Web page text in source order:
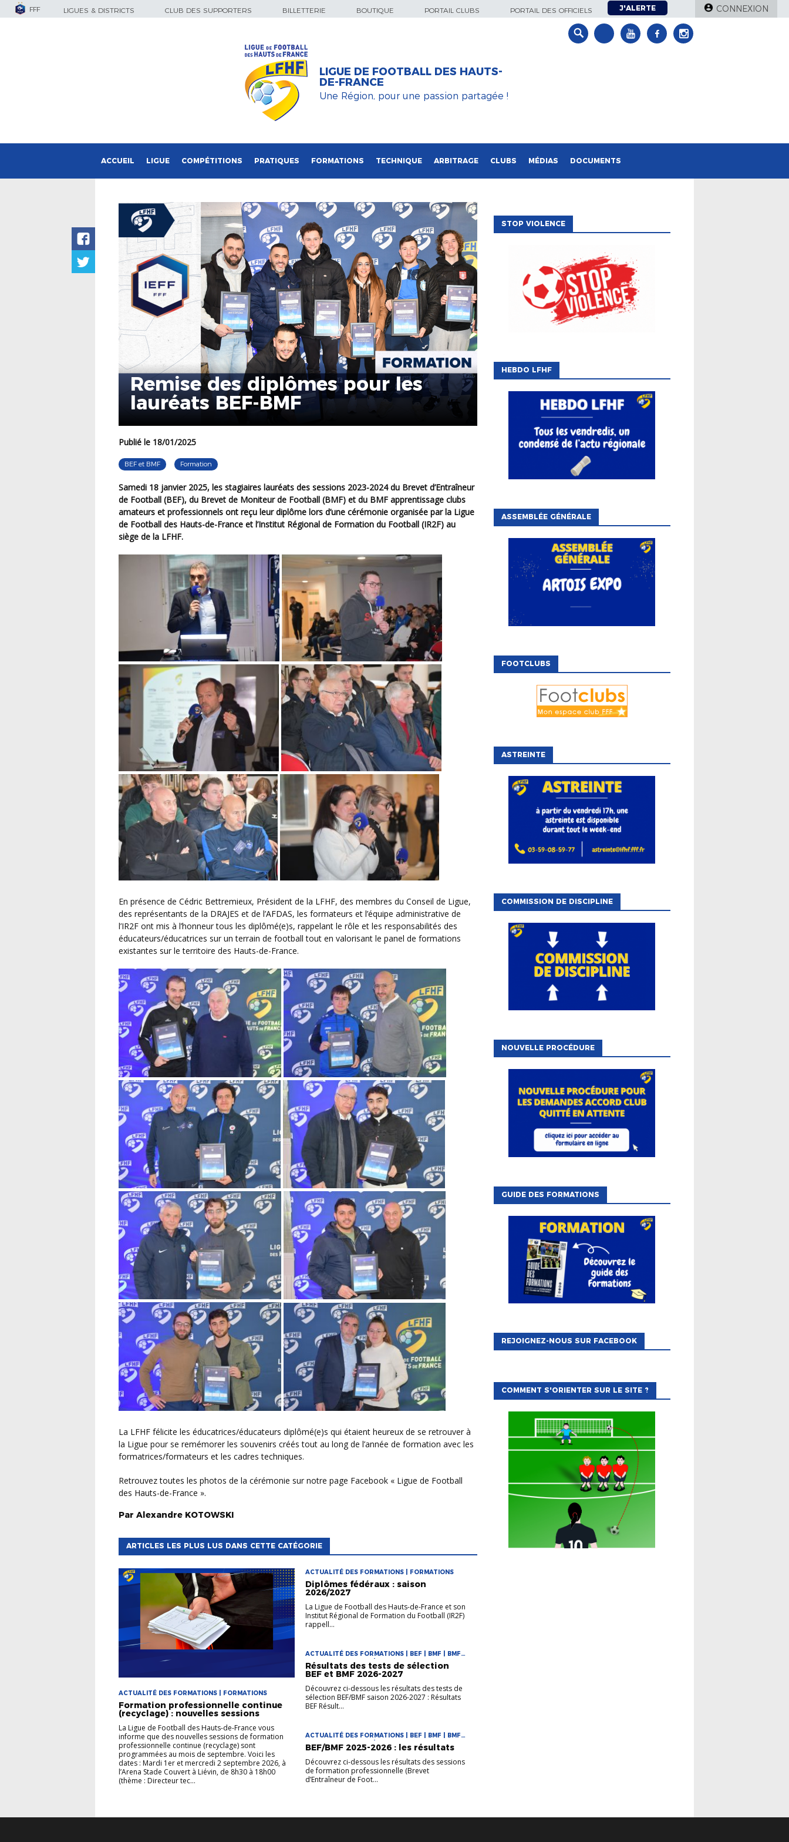
FFF LIGUES & DISTRICTS CLUB DES SUPPORTERS BILLETTERIE BOUTIQUE PORTAIL CLUBS PORTAIL DES OFFICIELS J'ALERTE CONNEXION
LIGUE DE FOOTBALL DES HAUTS-
DE-FRANCE
Une Région, pour une passion partagée !
ACCUEIL LIGUE COMPÉTITIONS PRATIQUES FORMATIONS TECHNIQUE ARBITRAGE CLUBS MÉDIAS DOCUMENTS
Remise des diplômes pour les
lauréats BEF-BMF
Publié le 18/01/2025
BEF et BMF Formation
Samedi 18 janvier 2025, les stagiaires lauréats des sessions 2023-2024 du Brevet d’Entraîneur
de Football (BEF), du Brevet de Moniteur de Football (BMF) et du BMF apprentissage clubs
amateurs et professionnels ont reçu leur diplôme lors d’une cérémonie organisée par la Ligue
de Football des Hauts-de-France et l’Institut Régional de Formation du Football (IR2F) au
siège de la LFHF.
En présence de Cédric Bettremieux, Président de la LFHF, des membres du Conseil de Ligue,
des représentants de la DRAJES et de l’AFDAS, les formateurs et l’équipe administrative de
l’IR2F ont mis à l’honneur tous les diplômé(e)s, rappelant le rôle et les responsabilités des
éducateurs/éducatrices sur un terrain de football tout en valorisant le panel de formations
existantes sur le territoire des Hauts-de-France.
La LFHF félicite les éducatrices/éducateurs diplômé(e)s qui étaient heureux de se retrouver à
la Ligue pour se remémorer les souvenirs créés tout au long de l’année de formation avec les
formatrices/formateurs et les cadres techniques.
Retrouvez toutes les photos de la cérémonie sur notre page Facebook « Ligue de Football
des Hauts-de-France ».
Par Alexandre KOTOWSKI
ARTICLES LES PLUS LUS DANS CETTE CATÉGORIE
ACTUALITÉ DES FORMATIONS | FORMATIONS
Formation professionnelle continue
(recyclage) : nouvelles sessions
La Ligue de Football des Hauts-de-France vous
informe que des nouvelles sessions de formation
professionnelle continue (recyclage) sont
programmées au mois de septembre. Voici les
dates : Mardi 1er et mercredi 2 septembre 2026, à
l’Arena Stade Couvert à Liévin, de 8h30 à 18h00
(thème : Directeur tec...
ACTUALITÉ DES FORMATIONS | FORMATIONS
Diplômes fédéraux : saison
2026/2027
La Ligue de Football des Hauts-de-France et son
Institut Régional de Formation du Football (IR2F)
rappell...
ACTUALITÉ DES FORMATIONS | BEF | BMF | BMF
EN APPRENTISSAGE | FORMATIONS
Résultats des tests de sélection
BEF et BMF 2026-2027
Découvrez ci-dessous les résultats des tests de
sélection BEF/BMF saison 2026-2027 : Résultats
BEF Résult...
ACTUALITÉ DES FORMATIONS | BEF | BMF | BMF
EN APPRENTISSAGE | FORMATIONS
BEF/BMF 2025-2026 : les résultats
Découvrez ci-dessous les résultats des sessions
de formation professionnelle (Brevet
d’Entraîneur de Foot...
STOP VIOLENCE
HEBDO LFHF
ASSEMBLÉE GÉNÉRALE
FOOTCLUBS
ASTREINTE
COMMISSION DE DISCIPLINE
NOUVELLE PROCÉDURE
GUIDE DES FORMATIONS
REJOIGNEZ-NOUS SUR FACEBOOK
COMMENT S'ORIENTER SUR LE SITE ?